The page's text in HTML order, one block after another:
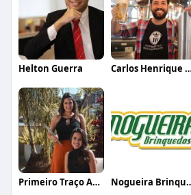
Helton Guerra Carlos Henrique de
Primeiro Traço Arquitetura